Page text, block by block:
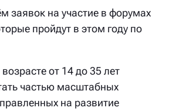
заявок на участие в форумах
пройдут в этом году по
от 14 до 35 лет
частью масштабных
на развитие